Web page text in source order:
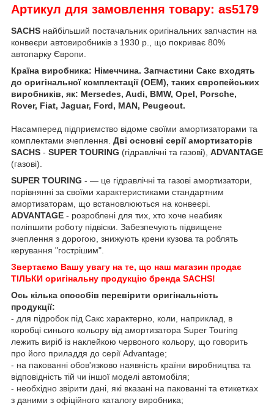
Артикул для замовлення товару: as5179
SACHS найбільший постачальник оригінальних запчастин на
конвеєри автовиробників з 1930 р., що покриває 80%
автопарку Європи.
Країна виробника: Німеччина. Запчастини Сакс входять
до оригінальної комплектації (OEM), таких європейських
виробників, як: Mersedes, Audi, BMW, Opel, Porsche,
Rover, Fiat, Jaguar, Ford, MAN, Peugeout.
Насамперед підприємство відоме своїми амортизаторами та
комплектами зчеплення. Дві основні серії амортизаторів
SACHS - SUPER TOURING (гідравлічні та газові), ADVANTAGE
(газові).
SUPER TOURING - — це гідравлічні та газові амортизатори,
порівнянні за своїми характеристиками стандартним
амортизаторам, що встановлюються на конвеєрі.
ADVANTAGE - розроблені для тих, хто хоче неабияк
поліпшити роботу підвіски. Забезпечують підвищене
зчеплення з дорогою, знижують крени кузова та роблять
керування "гострішим".
Звертаємо Вашу увагу на те, що наш магазин продає
ТІЛЬКИ оригінальну продукцію бренда SACHS!
Ось кілька способів перевірити оригінальність
продукції:
- для підробок під Сакс характерно, коли, наприклад, в
коробці синього кольору від амортизатора Super Touring
лежить виріб із наклейкою червоного кольору, що говорить
про його приладдя до серії Advantage;
- на пакованні обов'язково наявність країни виробництва та
відповідність тій чи іншої моделі автомобіля;
- необхідно звірити дані, які вказані на пакованні та етикетках
з даними з офіційного каталогу виробника;